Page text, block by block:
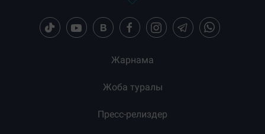
Жарнама
Жоба туралы
Пресс-релиздер